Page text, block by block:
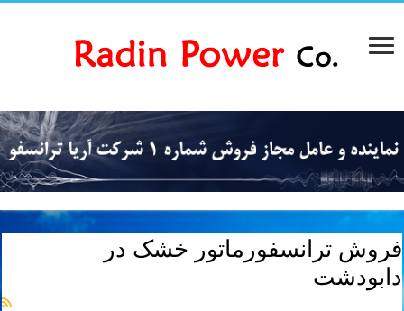
فروش ترانسفورماتور خشک در
دابودشت